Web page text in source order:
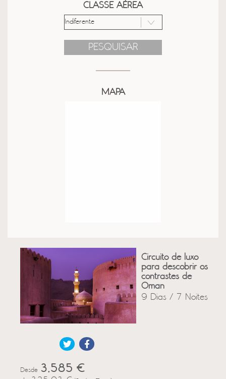
CLASSE AÉREA
PESQUISAR
MAPA
Circuito de luxo
para descobrir os
contrastes de
Oman
9 Dias / 7 Noites
Desde 3,585 €